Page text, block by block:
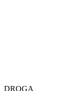
DROGA